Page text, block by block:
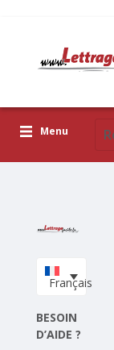
Menu
Français
BESOIN
D’AIDE ?